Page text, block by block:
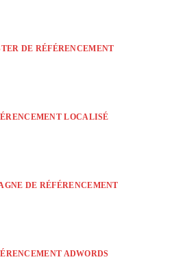
DE RÉFÉRENCEMENT
LOCALISÉ
DE RÉFÉRENCEMENT
ADWORDS